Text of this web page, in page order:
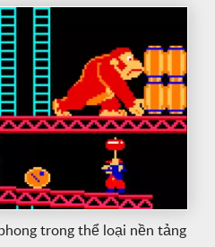
trong thể loại nền tảng